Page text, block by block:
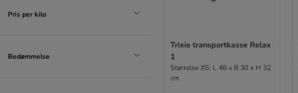
Pris per kilo
Bedømmelse
Trixie transportkasse Relax
1
Størrelse XS: L 48 x B 30 x H 32
cm